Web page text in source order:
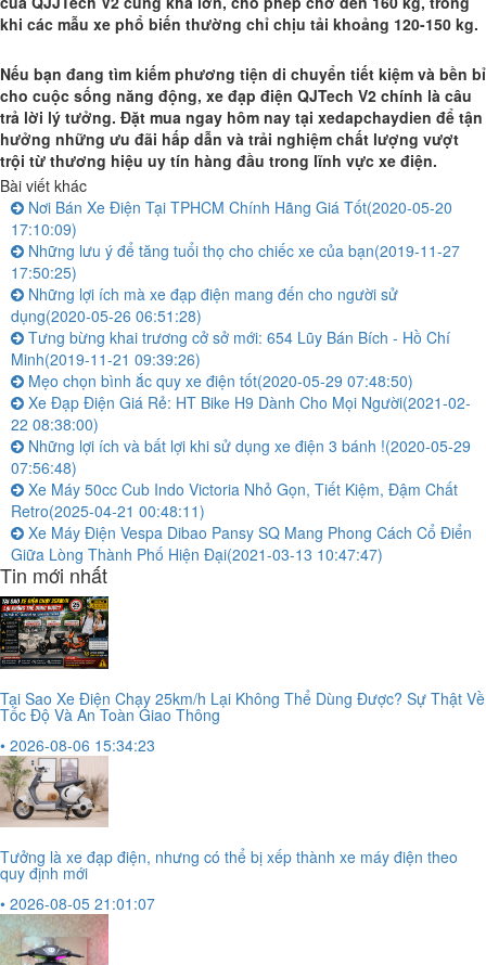
khi các mẫu xe phổ biến thường chỉ chịu tải khoảng 120-150 kg.
Nếu bạn đang tìm kiếm phương tiện di chuyển tiết kiệm và bền bỉ
cho cuộc sống năng động, xe đạp điện QJTech V2 chính là câu
trả lời lý tưởng. Đặt mua ngay hôm nay tại xedapchaydien để tận
hưởng những ưu đãi hấp dẫn và trải nghiệm chất lượng vượt
trội từ thương hiệu uy tín hàng đầu trong lĩnh vực xe điện.
Bài viết khác
Nơi Bán Xe Điện Tại TPHCM Chính Hãng Giá Tốt(2020-05-20
17:10:09)
Những lưu ý để tăng tuổi thọ cho chiếc xe của bạn(2019-11-27
17:50:25)
Những lợi ích mà xe đạp điện mang đến cho người sử
dụng(2020-05-26 06:51:28)
Tưng bừng khai trương cở sở mới: 654 Lũy Bán Bích - Hồ Chí
Minh(2019-11-21 09:39:26)
Mẹo chọn bình ắc quy xe điện tốt(2020-05-29 07:48:50)
Xe Đạp Điện Giá Rẻ: HT Bike H9 Dành Cho Mọi Người(2021-02-
22 08:38:00)
Những lợi ích và bất lợi khi sử dụng xe điện 3 bánh !(2020-05-29
07:56:48)
Xe Máy 50cc Cub Indo Victoria Nhỏ Gọn, Tiết Kiệm, Đậm Chất
Retro(2025-04-21 00:48:11)
Xe Máy Điện Vespa Dibao Pansy SQ Mang Phong Cách Cổ Điển
Giữa Lòng Thành Phố Hiện Đại(2021-03-13 10:47:47)
Tin mới nhất
Tại Sao Xe Điện Chạy 25km/h Lại Không Thể Dùng Được? Sự Thật Về
Tốc Độ Và An Toàn Giao Thông
• 2026-08-06 15:34:23
Tưởng là xe đạp điện, nhưng có thể bị xếp thành xe máy điện theo
quy định mới
• 2026-08-05 21:01:07